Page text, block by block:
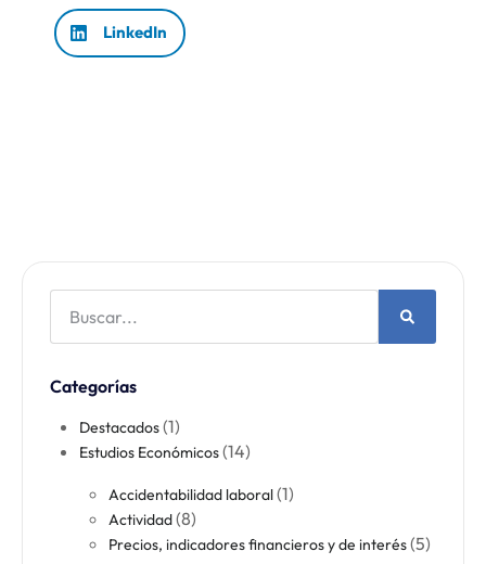
LinkedIn
Categorías
Destacados(1)
Estudios Económicos(14)
Accidentabilidad laboral​(1)
Actividad​(8)
Precios, indicadores financieros y de interés(5)